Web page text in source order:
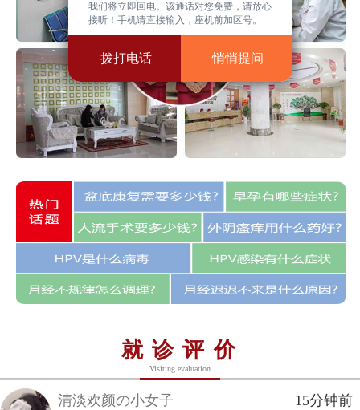
就诊评价
Visiting evaluation
清淡欢颜の小女子 15分钟前
我们将立即回电。该通话对您免费，请放心
接听！手机请直接输入，座机前加区号。
拨打电话 悄悄提问